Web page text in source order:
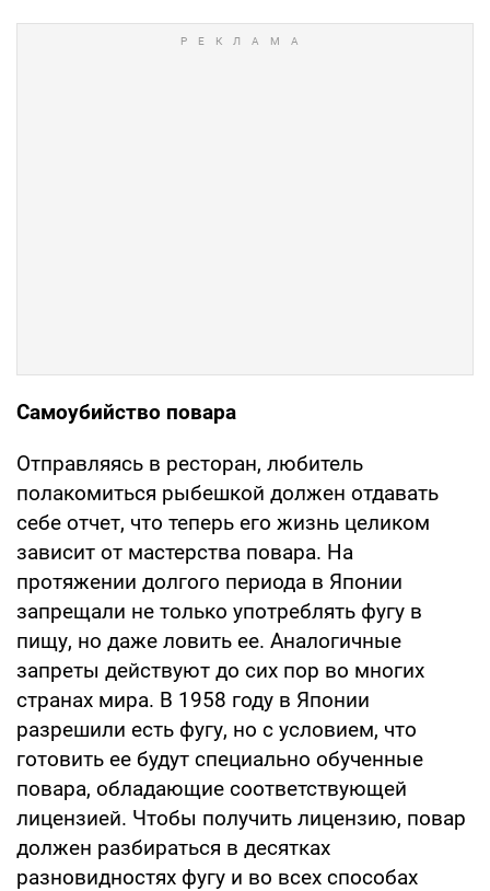
Самоубийство повара
Отправляясь в ресторан, любитель
полакомиться рыбешкой должен отдавать
себе отчет, что теперь его жизнь целиком
зависит от мастерства повара. На
протяжении долгого периода в Японии
запрещали не только употреблять фугу в
пищу, но даже ловить ее. Аналогичные
запреты действуют до сих пор во многих
странах мира. В 1958 году в Японии
разрешили есть фугу, но с условием, что
готовить ее будут специально обученные
повара, обладающие соответствующей
лицензией. Чтобы получить лицензию, повар
должен разбираться в десятках
разновидностях фугу и во всех способах